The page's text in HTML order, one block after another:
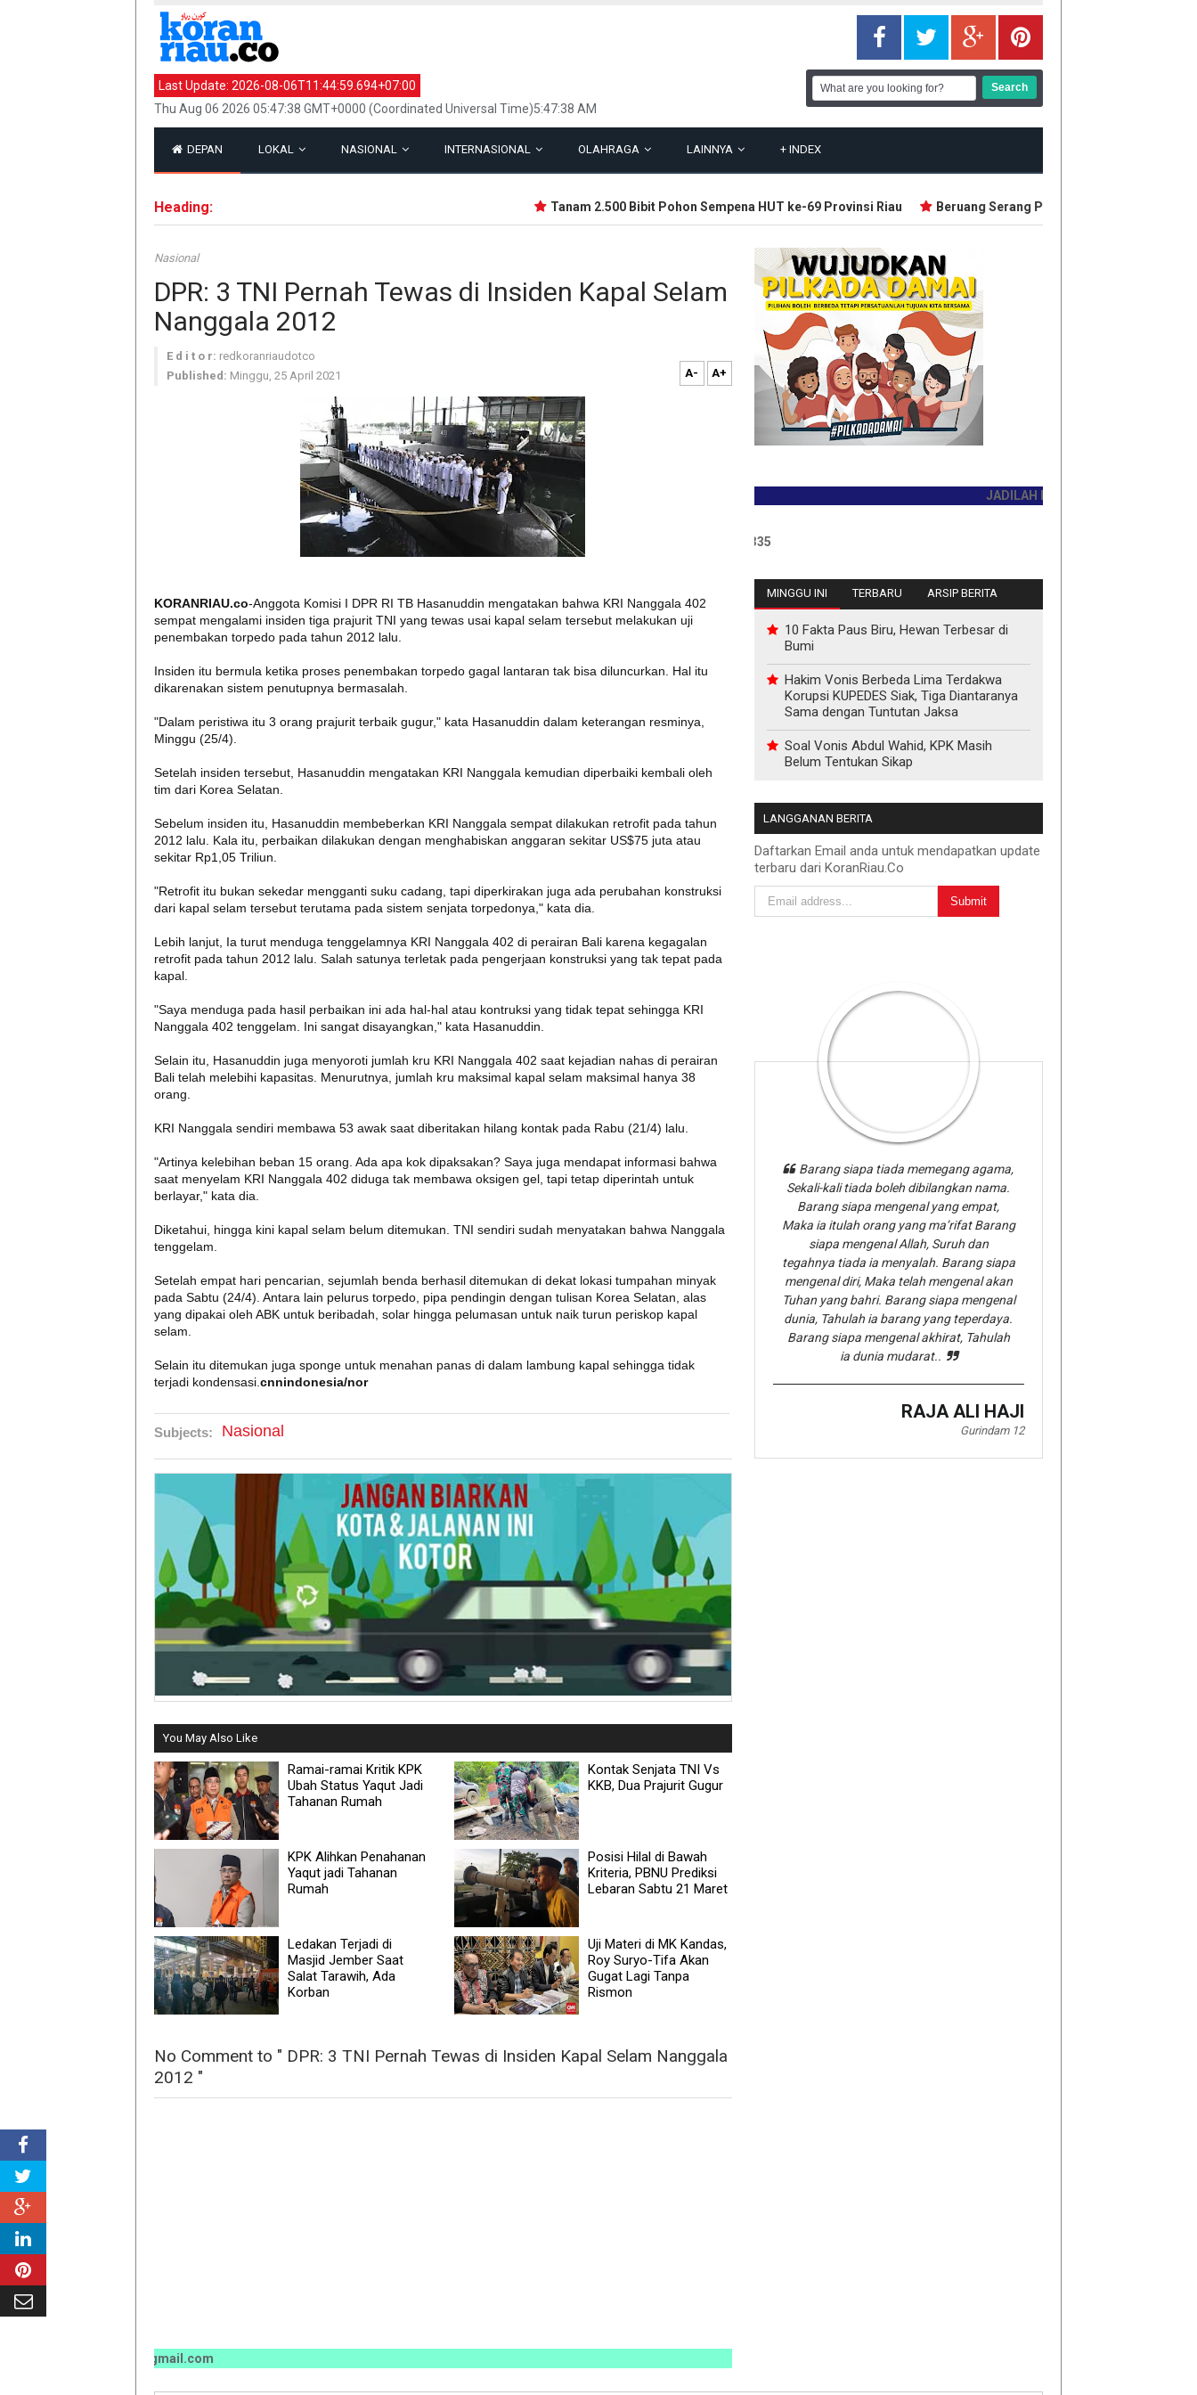
Last Update: 2026-08-06T11:44:59.694+07:00
Thu Aug 06 2026 05:47:38 GMT+0000 (Coordinated Universal Time)5:47:38 AM
DEPAN LOKAL NASIONAL INTERNASIONAL OLAHRAGA LAINNYA + INDEX
Heading: Tanam 2.500 Bibit Pohon Sempena HUT ke-69 Provinsi Riau Beruang Serang Petani Karet di Pelalawan
Nasional
DPR: 3 TNI Pernah Tewas di Insiden Kapal Selam
Nanggala 2012
E d i t o r: redkoranriaudotco
Published: Minggu, 25 April 2021 A- A+
KORANRIAU.co-Anggota Komisi I DPR RI TB Hasanuddin mengatakan bahwa KRI Nanggala 402
sempat mengalami insiden tiga prajurit TNI yang tewas usai kapal selam tersebut melakukan uji
penembakan torpedo pada tahun 2012 lalu.
Insiden itu bermula ketika proses penembakan torpedo gagal lantaran tak bisa diluncurkan. Hal itu
dikarenakan sistem penutupnya bermasalah.
"Dalam peristiwa itu 3 orang prajurit terbaik gugur," kata Hasanuddin dalam keterangan resminya,
Minggu (25/4).
Setelah insiden tersebut, Hasanuddin mengatakan KRI Nanggala kemudian diperbaiki kembali oleh
tim dari Korea Selatan.
Sebelum insiden itu, Hasanuddin membeberkan KRI Nanggala sempat dilakukan retrofit pada tahun
2012 lalu. Kala itu, perbaikan dilakukan dengan menghabiskan anggaran sekitar US$75 juta atau
sekitar Rp1,05 Triliun.
"Retrofit itu bukan sekedar mengganti suku cadang, tapi diperkirakan juga ada perubahan konstruksi
dari kapal selam tersebut terutama pada sistem senjata torpedonya," kata dia.
Lebih lanjut, Ia turut menduga tenggelamnya KRI Nanggala 402 di perairan Bali karena kegagalan
retrofit pada tahun 2012 lalu. Salah satunya terletak pada pengerjaan konstruksi yang tak tepat pada
kapal.
"Saya menduga pada hasil perbaikan ini ada hal-hal atau kontruksi yang tidak tepat sehingga KRI
Nanggala 402 tenggelam. Ini sangat disayangkan," kata Hasanuddin.
Selain itu, Hasanuddin juga menyoroti jumlah kru KRI Nanggala 402 saat kejadian nahas di perairan
Bali telah melebihi kapasitas. Menurutnya, jumlah kru maksimal kapal selam maksimal hanya 38
orang.
KRI Nanggala sendiri membawa 53 awak saat diberitakan hilang kontak pada Rabu (21/4) lalu.
"Artinya kelebihan beban 15 orang. Ada apa kok dipaksakan? Saya juga mendapat informasi bahwa
saat menyelam KRI Nanggala 402 diduga tak membawa oksigen gel, tapi tetap diperintah untuk
berlayar," kata dia.
Diketahui, hingga kini kapal selam belum ditemukan. TNI sendiri sudah menyatakan bahwa Nanggala
tenggelam.
Setelah empat hari pencarian, sejumlah benda berhasil ditemukan di dekat lokasi tumpahan minyak
pada Sabtu (24/4). Antara lain pelurus torpedo, pipa pendingin dengan tulisan Korea Selatan, alas
yang dipakai oleh ABK untuk beribadah, solar hingga pelumasan untuk naik turun periskop kapal
selam.
Selain itu ditemukan juga sponge untuk menahan panas di dalam lambung kapal sehingga tidak
terjadi kondensasi. cnnindonesia/nor
Subjects: Nasional
You May Also Like
Ramai-ramai Kritik KPK
Ubah Status Yaqut Jadi
Tahanan Rumah
Kontak Senjata TNI Vs
KKB, Dua Prajurit Gugur
KPK Alihkan Penahanan
Yaqut jadi Tahanan
Rumah
Posisi Hilal di Bawah
Kriteria, PBNU Prediksi
Lebaran Sabtu 21 Maret
Ledakan Terjadi di
Masjid Jember Saat
Salat Tarawih, Ada
Korban
Uji Materi di MK Kandas,
Roy Suryo-Tifa Akan
Gugat Lagi Tanpa
Rismon
No Comment to " DPR: 3 TNI Pernah Tewas di Insiden Kapal Selam Nanggala
2012 "
JADILAH PEMBACA PERTAMA HARI INI
MINGGU INI TERBARU ARSIP BERITA
10 Fakta Paus Biru, Hewan Terbesar di
Bumi
Hakim Vonis Berbeda Lima Terdakwa
Korupsi KUPEDES Siak, Tiga Diantaranya
Sama dengan Tuntutan Jaksa
Soal Vonis Abdul Wahid, KPK Masih
Belum Tentukan Sikap
LANGGANAN BERITA
Daftarkan Email anda untuk mendapatkan update
terbaru dari KoranRiau.Co
Barang siapa tiada memegang agama,
Sekali-kali tiada boleh dibilangkan nama.
Barang siapa mengenal yang empat,
Maka ia itulah orang yang ma’rifat Barang
siapa mengenal Allah, Suruh dan
tegahnya tiada ia menyalah. Barang siapa
mengenal diri, Maka telah mengenal akan
Tuhan yang bahri. Barang siapa mengenal
dunia, Tahulah ia barang yang teperdaya.
Barang siapa mengenal akhirat, Tahulah
ia dunia mudarat..
RAJA ALI HAJI
Gurindam 12